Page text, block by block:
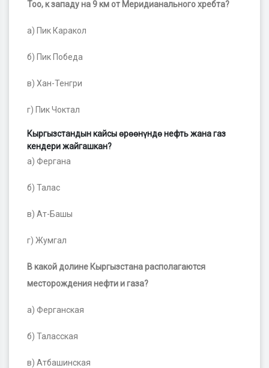
Тоо, к западу на 9 км от Меридианального хребта?
а) Пик Каракол
б) Пик Победа
в) Хан-Тенгри
г) Пик Чоктал
Кыргызстандын кайсы өрөөнүндө нефть жана газ
кендери жайгашкан?
а) Фергана
б) Талас
в) Ат-Башы
г) Жумгал
В какой долине Кыргызстана располагаются
месторождения нефти и газа?
а) Ферганская
б) Таласская
в) Атбашинская